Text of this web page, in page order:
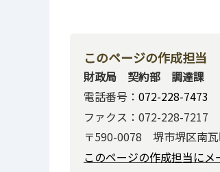
このページの作成担当
財政局 契約部 調達課
電話番号： 072-228-7473
ファクス：072-228-7217
〒590-0078 堺市堺区南
このページの作成担当にメ